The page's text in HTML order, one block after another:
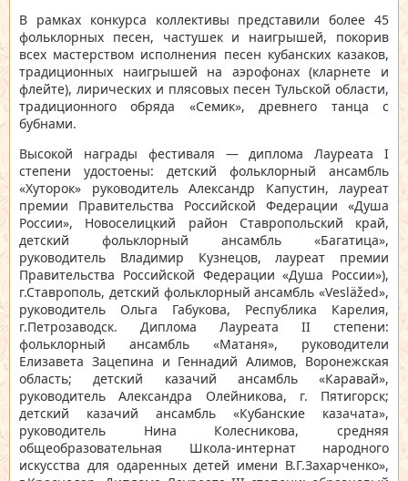
В рамках конкурса коллективы представили более 45
фольклорных песен, частушек и наигрышей, покорив
всех мастерством исполнения песен кубанских казаков,
традиционных наигрышей на аэрофонах (кларнете и
флейте), лирических и плясовых песен Тульской области,
традиционного обряда «Семик», древнего танца с
бубнами.
Высокой награды фестиваля — диплома Лауреата I
степени удостоены: детский фольклорный ансамбль
«Хуторок» руководитель Александр Капустин, лауреат
премии Правительства Российской Федерации «Душа
России», Новоселицкий район Ставропольский край,
детский фольклорный ансамбль «Багатица»,
руководитель Владимир Кузнецов, лауреат премии
Правительства Российской Федерации «Душа России»),
г.Ставрополь, детский фольклорный ансамбль «Vesläžed»,
руководитель Ольга Габукова, Республика Карелия,
г.Петрозаводск. Диплома Лауреата II степени:
фольклорный ансамбль «Матаня», руководители
Елизавета Зацепина и Геннадий Алимов, Воронежская
область; детский казачий ансамбль «Каравай»,
руководитель Александра Олейникова, г. Пятигорск;
детский казачий ансамбль «Кубанские казачата»,
руководитель Нина Колесникова, средняя
общеобразовательная Школа-интернат народного
искусства для одаренных детей имени В.Г.Захарченко»,